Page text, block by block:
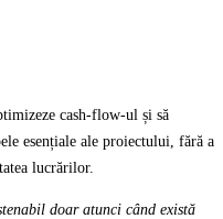
cash-flow-ul și să
esențiale ale proiectului, fără a
lucrărilor.
doar atunci când există